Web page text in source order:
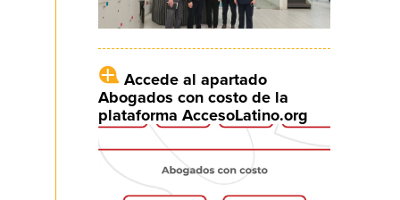
Accede al apartado
Abogados con costo de la
plataforma AccesoLatino.org